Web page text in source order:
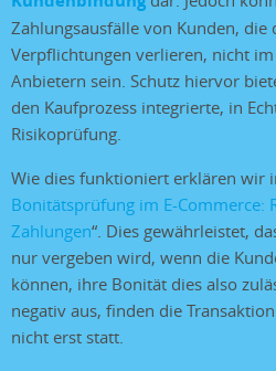
Zahlungsausfälle von Kunden,
Verpflichtungen verlieren, nicht
Anbietern sein. Schutz hiervor
den Kaufprozess integrierte, in
Risikoprüfung.
Wie dies funktioniert erklären wir
Bonitätsprüfung im E-Commerce:
Zahlungen“. Dies gewährleistet,
nur vergeben wird, wenn die
können, ihre Bonität dies also
negativ aus, finden die
nicht erst statt.